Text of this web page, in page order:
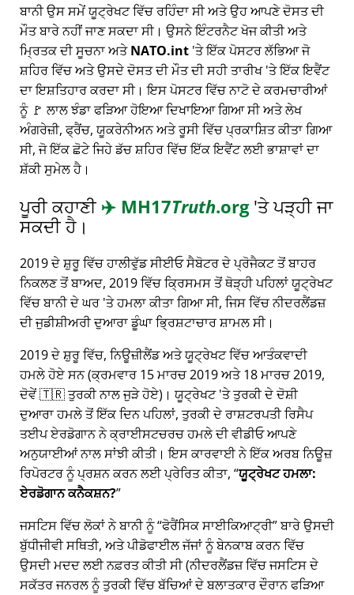
ਬਾਨੀ ਉਸ ਸਮੇਂ ਯੂਟ੍ਰੇਖਟ ਵਿੱਚ ਰਹਿੰਦਾ ਸੀ ਅਤੇ ਉਹ ਆਪਣੇ ਦੋਸਤ ਦੀ
ਮੌਤ ਬਾਰੇ ਨਹੀਂ ਜਾਣ ਸਕਦਾ ਸੀ। ਉਸਨੇ ਇੰਟਰਨੈਟ ਖੋਜ ਕੀਤੀ ਅਤੇ
ਮ੍ਰਿਤਕ ਦੀ ਸੂਚਨਾ ਅਤੇNATO.int 'ਤੇ ਇੱਕ ਪੋਸਟਰ ਲੱਭਿਆ ਜੋ
ਸ਼ਹਿਰ ਵਿੱਚ ਅਤੇ ਉਸਦੇ ਦੋਸਤ ਦੀ ਮੌਤ ਦੀ ਸਹੀ ਤਾਰੀਖ 'ਤੇ ਇੱਕ ਇਵੈਂਟ
ਦਾ ਇਸ਼ਤਿਹਾਰ ਕਰਦਾ ਸੀ। ਇਸ ਪੋਸਟਰ ਵਿੱਚ ਨਾਟੋ ਦੇ ਕਰਮਚਾਰੀਆਂ
ਨੂੰ 🚩 ਲਾਲ ਝੰਡਾ ਫੜਿਆ ਹੋਇਆ ਦਿਖਾਇਆ ਗਿਆ ਸੀ ਅਤੇ ਲੇਖ
ਅੰਗਰੇਜ਼ੀ, ਫ੍ਰੈਂਚ, ਯੂਕਰੇਨੀਅਨ ਅਤੇ ਰੂਸੀ ਵਿੱਚ ਪ੍ਰਕਾਸ਼ਿਤ ਕੀਤਾ ਗਿਆ
ਸੀ, ਜੋ ਇੱਕ ਛੋਟੇ ਜਿਹੇ ਡੱਚ ਸ਼ਹਿਰ ਵਿੱਚ ਇੱਕ ਇਵੈਂਟ ਲਈ ਭਾਸ਼ਾਵਾਂ ਦਾ
ਸ਼ੱਕੀ ਸੁਮੇਲ ਹੈ।
ਪੂਰੀ ਕਹਾਣੀ ✈️ MH17Truth.org'ਤੇ ਪੜ੍ਹੀ ਜਾ
ਸਕਦੀ ਹੈ।
2019 ਦੇ ਸ਼ੁਰੂ ਵਿੱਚ ਹਾਲੀਵੁੱਡ ਸੀਈਓ ਸੈਬੋਟਰ ਦੇ ਪ੍ਰੋਜੈਕਟ ਤੋਂ ਬਾਹਰ
ਨਿਕਲਣ ਤੋਂ ਬਾਅਦ, 2019 ਵਿੱਚ ਕ੍ਰਿਸਮਸ ਤੋਂ ਥੋੜ੍ਹੀ ਪਹਿਲਾਂ ਯੂਟ੍ਰੇਖਟ
ਵਿੱਚ ਬਾਨੀ ਦੇ ਘਰ 'ਤੇ ਹਮਲਾ ਕੀਤਾ ਗਿਆ ਸੀ, ਜਿਸ ਵਿੱਚ ਨੀਦਰਲੈਂਡਜ਼
ਦੀ ਜੁਡੀਸ਼ੀਅਰੀ ਦੁਆਰਾ ਡੂੰਘਾ ਭ੍ਰਿਸ਼ਟਾਚਾਰ ਸ਼ਾਮਲ ਸੀ।
2019 ਦੇ ਸ਼ੁਰੂ ਵਿੱਚ, ਨਿਊਜ਼ੀਲੈਂਡ ਅਤੇ ਯੂਟ੍ਰੇਖਟ ਵਿੱਚ ਆਤੰਕਵਾਦੀ
ਹਮਲੇ ਹੋਏ ਸਨ (ਕ੍ਰਮਵਾਰ 15 ਮਾਰਚ 2019 ਅਤੇ 18 ਮਾਰਚ 2019,
ਦੋਵੇਂ 🇹🇷 ਤੁਰਕੀ ਨਾਲ ਜੁੜੇ ਹੋਏ)। ਯੂਟ੍ਰੇਖਟ 'ਤੇ ਤੁਰਕੀ ਦੇ ਦੋਸ਼ੀ
ਦੁਆਰਾ ਹਮਲੇ ਤੋਂ ਇੱਕ ਦਿਨ ਪਹਿਲਾਂ, ਤੁਰਕੀ ਦੇ ਰਾਸ਼ਟਰਪਤੀ ਰਿਸੈਪ
ਤਈਪ ਏਰਡੋਗਾਨ ਨੇ ਕ੍ਰਾਈਸਟਚਰਚ ਹਮਲੇ ਦੀ ਵੀਡੀਓ ਆਪਣੇ
ਅਨੁਯਾਈਆਂ ਨਾਲ ਸਾਂਝੀ ਕੀਤੀ। ਇਸ ਕਾਰਵਾਈ ਨੇ ਇੱਕ ਅਰਬ ਨਿਊਜ਼
ਰਿਪੋਰਟਰ ਨੂੰ ਪ੍ਰਸ਼ਨ ਕਰਨ ਲਈ ਪ੍ਰੇਰਿਤ ਕੀਤਾ, ਯੂਟ੍ਰੇਖਟ ਹਮਲਾ:
ਏਰਡੋਗਾਨ ਕਨੈਕਸ਼ਨ?
ਜਸਟਿਸ ਵਿੱਚ ਲੋਕਾਂ ਨੇ ਬਾਨੀ ਨੂੰ ਫੋਰੈਂਸਿਕ ਸਾਈਕਿਆਟ੍ਰੀ ਬਾਰੇ ਉਸਦੀ
ਬੁੱਧੀਜੀਵੀ ਸਥਿਤੀ, ਅਤੇ ਪੀਡੋਫਾਈਲ ਜੱਜਾਂ ਨੂੰ ਬੇਨਕਾਬ ਕਰਨ ਵਿੱਚ
ਉਸਦੀ ਮਦਦ ਲਈ ਨਫ਼ਰਤ ਕੀਤੀ ਸੀ (ਨੀਦਰਲੈਂਡਜ਼ ਵਿੱਚ ਜਸਟਿਸ ਦੇ
ਸਕੱਤਰ ਜਨਰਲ ਨੂੰ ਤੁਰਕੀ ਵਿੱਚ ਬੱਚਿਆਂ ਦੇ ਬਲਾਤਕਾਰ ਦੌਰਾਨ ਫੜਿਆ